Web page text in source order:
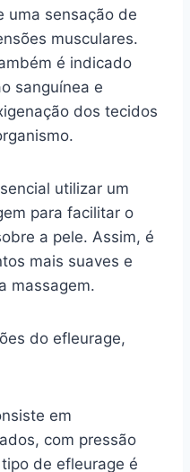
uma sensação de
musculares.
é indicado
sanguínea e
dos tecidos
utilizar um
para facilitar o
a pele. Assim, é
mais suaves e
massagem.
do efleurage,
em
com pressão
de efleurage é